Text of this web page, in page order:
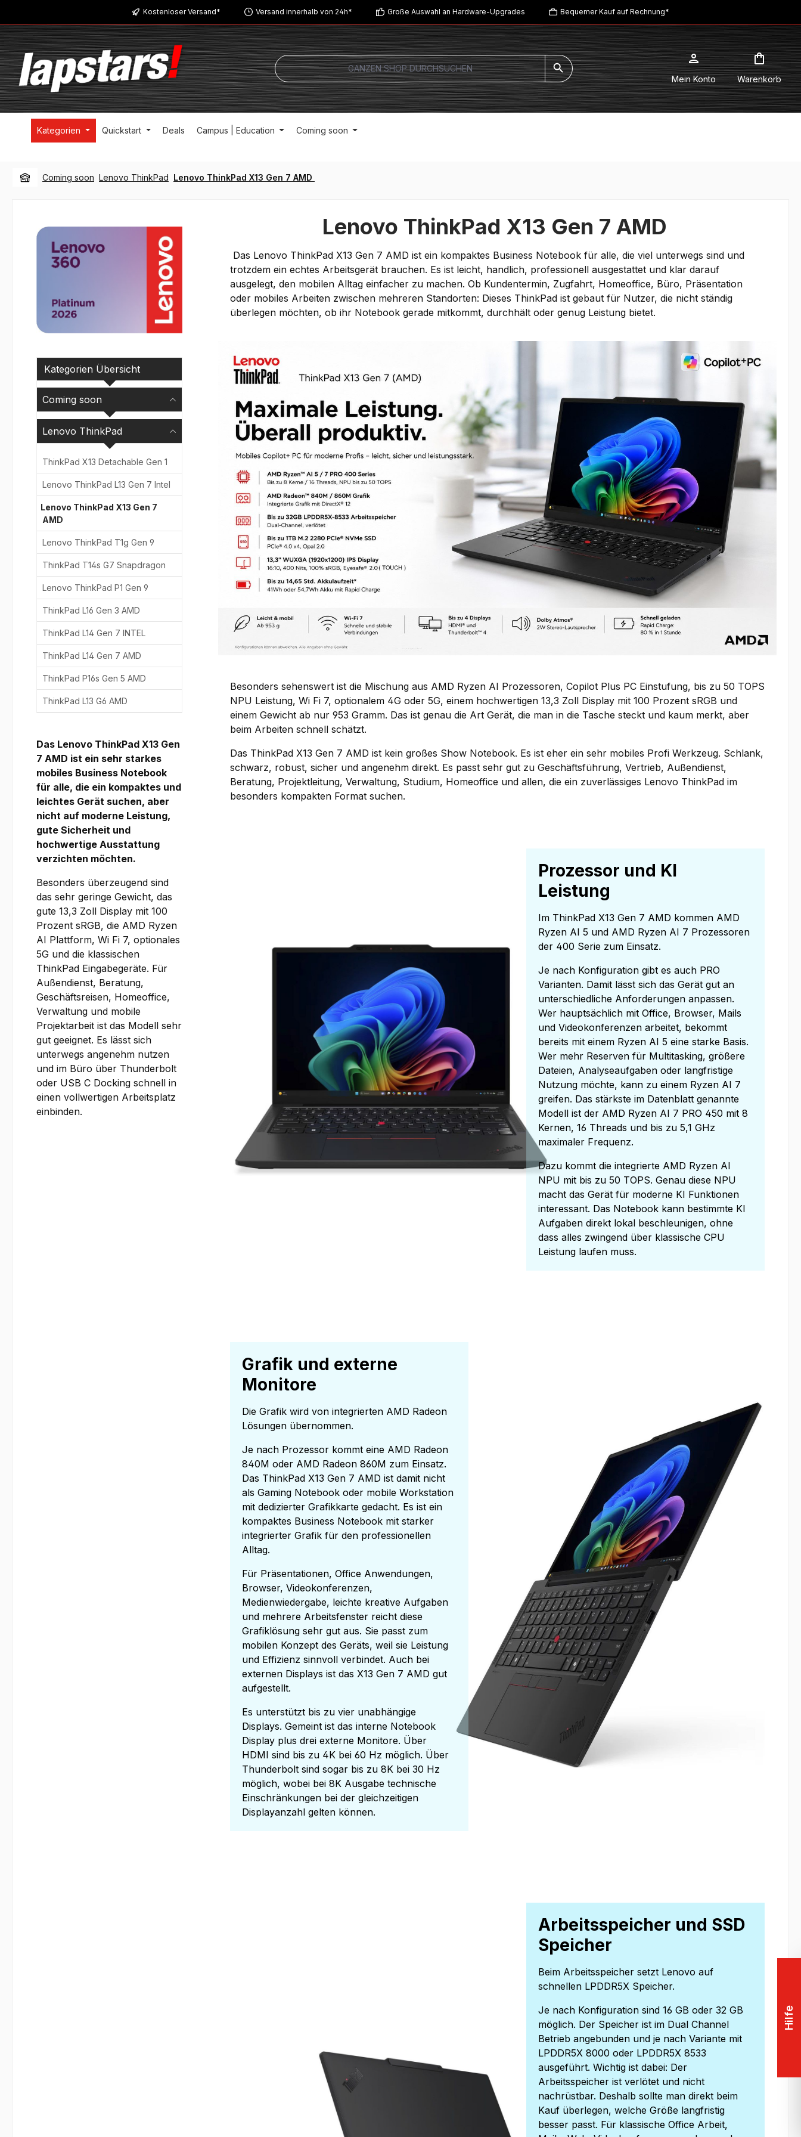
Zur Hauptnavigation springenKostenloser Versand* Versand innerhalb von 24h* Große Auswahl an Hardware-Upgrades Bequemer Kauf auf Rechnung*
Mein Konto Warenkorb
Kategorien Quickstart Deals Campus | Education Coming soon
Coming soon Lenovo ThinkPad Lenovo ThinkPad X13 Gen 7 AMD
Kategorien Übersicht
Coming soon
Lenovo ThinkPad
ThinkPad X13 Detachable Gen 1
Lenovo ThinkPad L13 Gen 7 Intel
Lenovo ThinkPad X13 Gen 7
AMD
Lenovo ThinkPad T1g Gen 9
ThinkPad T14s G7 Snapdragon
Lenovo ThinkPad P1 Gen 9
ThinkPad L16 Gen 3 AMD
ThinkPad L14 Gen 7 INTEL
ThinkPad L14 Gen 7 AMD
ThinkPad P16s Gen 5 AMD
ThinkPad L13 G6 AMD
Das Lenovo ThinkPad X13 Gen
7 AMD ist ein sehr starkes
mobiles Business Notebook
für alle, die ein kompaktes und
leichtes Gerät suchen, aber
nicht auf moderne Leistung,
gute Sicherheit und
hochwertige Ausstattung
verzichten möchten.
Besonders überzeugend sind
das sehr geringe Gewicht, das
gute 13,3 Zoll Display mit 100
Prozent sRGB, die AMD Ryzen
AI Plattform, Wi Fi 7, optionales
5G und die klassischen
ThinkPad Eingabegeräte. Für
Außendienst, Beratung,
Geschäftsreisen, Homeoffice,
Verwaltung und mobile
Projektarbeit ist das Modell sehr
gut geeignet. Es lässt sich
unterwegs angenehm nutzen
und im Büro über Thunderbolt
oder USB C Docking schnell in
einen vollwertigen Arbeitsplatz
einbinden.
Lenovo ThinkPad X13 Gen 7 AMD
Das Lenovo ThinkPad X13 Gen 7 AMD ist ein kompaktes Business Notebook für alle, die viel unterwegs sind und
trotzdem ein echtes Arbeitsgerät brauchen. Es ist leicht, handlich, professionell ausgestattet und klar darauf
ausgelegt, den mobilen Alltag einfacher zu machen. Ob Kundentermin, Zugfahrt, Homeoffice, Büro, Präsentation
oder mobiles Arbeiten zwischen mehreren Standorten: Dieses ThinkPad ist gebaut für Nutzer, die nicht ständig
überlegen möchten, ob ihr Notebook gerade mitkommt, durchhält oder genug Leistung bietet.
Besonders sehenswert ist die Mischung aus AMD Ryzen AI Prozessoren, Copilot Plus PC Einstufung, bis zu 50 TOPS
NPU Leistung, Wi Fi 7, optionalem 4G oder 5G, einem hochwertigen 13,3 Zoll Display mit 100 Prozent sRGB und
einem Gewicht ab nur 953 Gramm. Das ist genau die Art Gerät, die man in die Tasche steckt und kaum merkt, aber
beim Arbeiten schnell schätzt.
Das ThinkPad X13 Gen 7 AMD ist kein großes Show Notebook. Es ist eher ein sehr mobiles Profi Werkzeug. Schlank,
schwarz, robust, sicher und angenehm direkt. Es passt sehr gut zu Geschäftsführung, Vertrieb, Außendienst,
Beratung, Projektleitung, Verwaltung, Studium, Homeoffice und allen, die ein zuverlässiges Lenovo ThinkPad im
besonders kompakten Format suchen.
Prozessor und KI
Leistung
Im ThinkPad X13 Gen 7 AMD kommen AMD
Ryzen AI 5 und AMD Ryzen AI 7 Prozessoren
der 400 Serie zum Einsatz.
Je nach Konfiguration gibt es auch PRO
Varianten. Damit lässt sich das Gerät gut an
unterschiedliche Anforderungen anpassen.
Wer hauptsächlich mit Office, Browser, Mails
und Videokonferenzen arbeitet, bekommt
bereits mit einem Ryzen AI 5 eine starke Basis.
Wer mehr Reserven für Multitasking, größere
Dateien, Analyseaufgaben oder langfristige
Nutzung möchte, kann zu einem Ryzen AI 7
greifen. Das stärkste im Datenblatt genannte
Modell ist der AMD Ryzen AI 7 PRO 450 mit 8
Kernen, 16 Threads und bis zu 5,1 GHz
maximaler Frequenz.
Dazu kommt die integrierte AMD Ryzen AI
NPU mit bis zu 50 TOPS. Genau diese NPU
macht das Gerät für moderne KI Funktionen
interessant. Das Notebook kann bestimmte KI
Aufgaben direkt lokal beschleunigen, ohne
dass alles zwingend über klassische CPU
Leistung laufen muss.
Grafik und externe
Monitore
Die Grafik wird von integrierten AMD Radeon
Lösungen übernommen.
Je nach Prozessor kommt eine AMD Radeon
840M oder AMD Radeon 860M zum Einsatz.
Das ThinkPad X13 Gen 7 AMD ist damit nicht
als Gaming Notebook oder mobile Workstation
mit dedizierter Grafikkarte gedacht. Es ist ein
kompaktes Business Notebook mit starker
integrierter Grafik für den professionellen
Alltag.
Für Präsentationen, Office Anwendungen,
Browser, Videokonferenzen,
Medienwiedergabe, leichte kreative Aufgaben
und mehrere Arbeitsfenster reicht diese
Grafiklösung sehr gut aus. Sie passt zum
mobilen Konzept des Geräts, weil sie Leistung
und Effizienz sinnvoll verbindet. Auch bei
externen Displays ist das X13 Gen 7 AMD gut
aufgestellt.
Es unterstützt bis zu vier unabhängige
Displays. Gemeint ist das interne Notebook
Display plus drei externe Monitore. Über
HDMI sind bis zu 4K bei 60 Hz möglich. Über
Thunderbolt sind sogar bis zu 8K bei 30 Hz
möglich, wobei bei 8K Ausgabe technische
Einschränkungen bei der gleichzeitigen
Displayanzahl gelten können.
Arbeitsspeicher und SSD
Speicher
Beim Arbeitsspeicher setzt Lenovo auf
schnellen LPDDR5X Speicher.
Je nach Konfiguration sind 16 GB oder 32 GB
möglich. Der Speicher ist im Dual Channel
Betrieb angebunden und je nach Variante mit
LPDDR5X 8000 oder LPDDR5X 8533
ausgeführt. Wichtig ist dabei: Der
Arbeitsspeicher ist verlötet und nicht
nachrüstbar. Deshalb sollte man direkt beim
Kauf überlegen, welche Größe langfristig
besser passt. Für klassische Office Arbeit,
Hilfe